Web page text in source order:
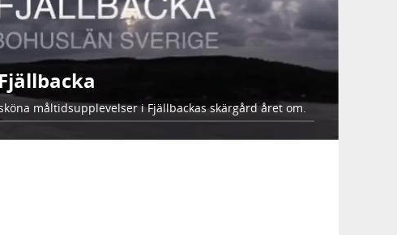
måltidsupplevelser i Fjällbackas skärgård året om.